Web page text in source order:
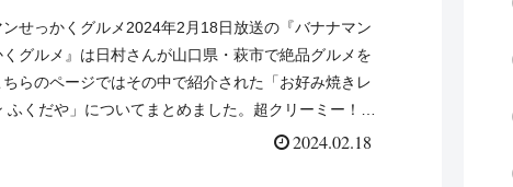
せっかくグルメ2024年2月18日放送の『バナナマン
グルメ』は日村さんが山口県・萩市で絶品グルメを
らのページではその中で紹介された「お好み焼きレ
ふくだや」についてまとめました。超クリーミー！自
ネーズのフワフワお好み焼き！？詳しくはこ...2024.02.18